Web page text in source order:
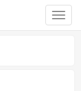
切
换